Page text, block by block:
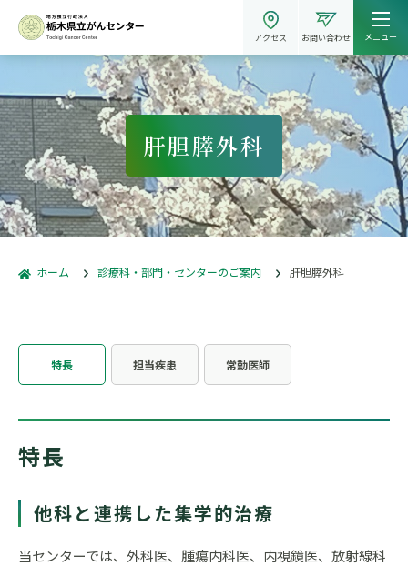
アクセス お問い合わせ メニュー
肝胆膵外科
ホーム 診療科・部門・センターのご案内 肝胆膵外科
特長 担当疾患 常勤医師
特長
他科と連携した集学的治療
当センターでは、外科医、腫瘍内科医、内視鏡医、放射線科